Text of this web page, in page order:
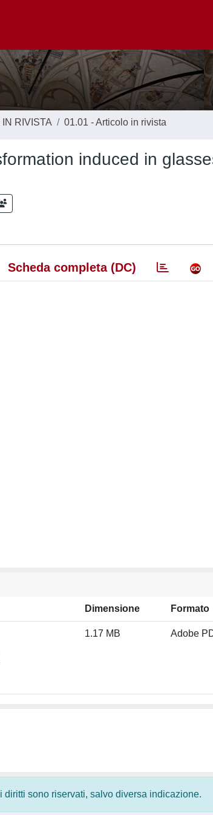
RIVISTA 01.01 - Articolo in rivista
induced in
Scheda completa (DC)
Dimensione Formato
1.17 MB Adobe
diritti sono riservati, salvo diversa indicazione.